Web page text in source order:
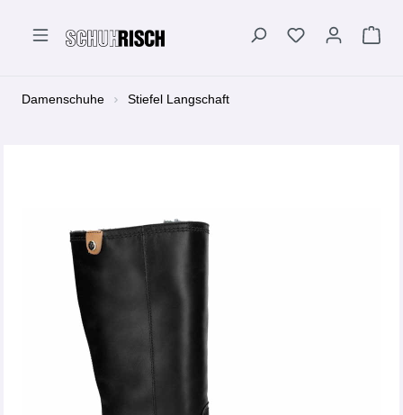
Damenschuhe Stiefel Langschaft